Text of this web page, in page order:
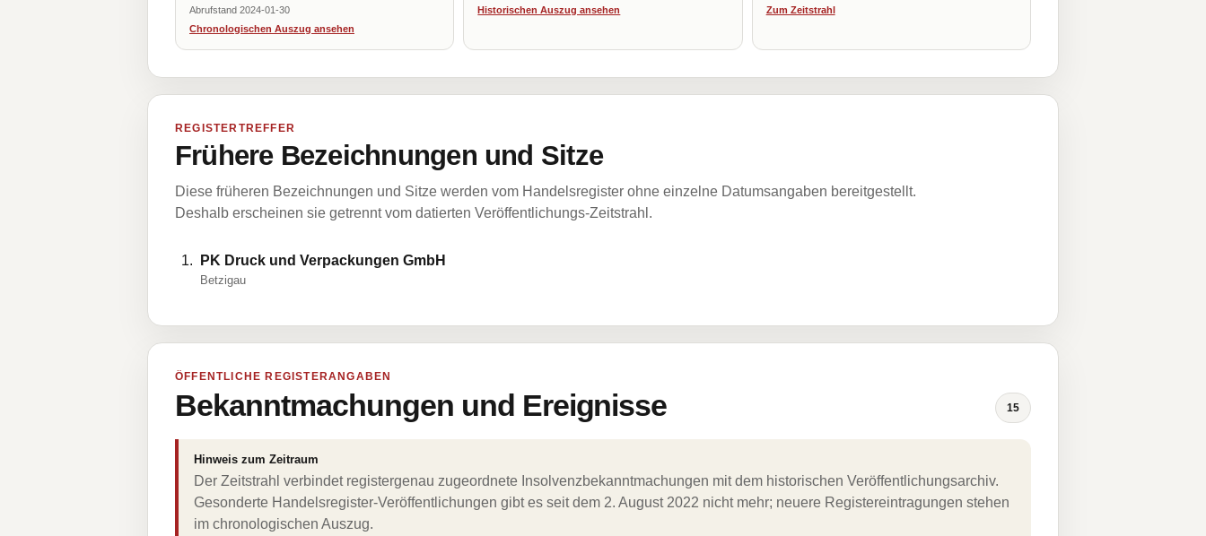
Abrufstand 2024-01-30
Chronologischen Auszug ansehen
Historischen Auszug ansehen Zum Zeitstrahl
REGISTERTREFFER
Frühere Bezeichnungen und Sitze
Diese früheren Bezeichnungen und Sitze werden vom Handelsregister ohne einzelne Datumsangaben bereitgestellt.
Deshalb erscheinen sie getrennt vom datierten Veröffentlichungs-Zeitstrahl.
PK Druck und Verpackungen GmbH
Betzigau
ÖFFENTLICHE REGISTERANGABEN
Bekanntmachungen und Ereignisse 15
Hinweis zum Zeitraum
Der Zeitstrahl verbindet registergenau zugeordnete Insolvenzbekanntmachungen mit dem historischen Veröffentlichungsarchiv.
Gesonderte Handelsregister-Veröffentlichungen gibt es seit dem 2. August 2022 nicht mehr; neuere Registereintragungen stehen
im chronologischen Auszug.